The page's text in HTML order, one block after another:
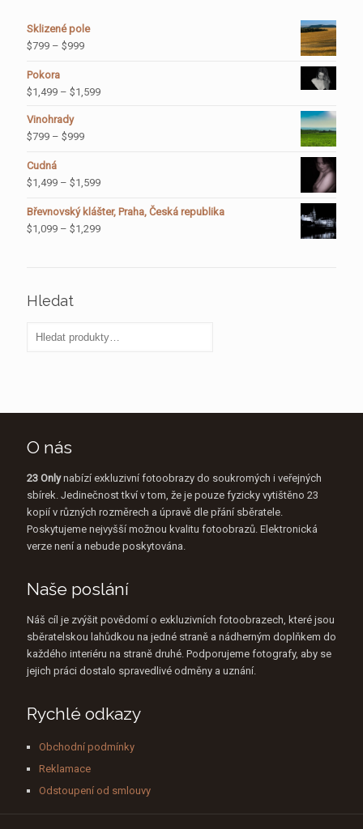
Sklizené pole
$799 – $999
Pokora
$1,499 – $1,599
Vinohrady
$799 – $999
Cudná
$1,499 – $1,599
Břevnovský klášter, Praha, Česká republika
$1,099 – $1,299
Hledat
O nás
23 Onlynabízí exkluzivní fotoobrazy do soukromých i veřejných
sbírek. Jedinečnost tkví v tom, že je pouze fyzicky vytištěno 23
kopií v různých rozměrech a úpravě dle přání sběratele.
Poskytujeme nejvyšší možnou kvalitu fotoobrazů. Elektronická
verze není a nebude poskytována.
Naše poslání
Náš cíl je zvýšit povědomí o exkluzivních fotoobrazech, které jsou
sběratelskou lahůdkou na jedné straně a nádherným doplňkem do
každého interiéru na straně druhé. Podporujeme fotografy, aby se
jejich práci dostalo spravedlivé odměny a uznání.
Rychlé odkazy
Obchodní podmínky
Reklamace
Odstoupení od smlouvy